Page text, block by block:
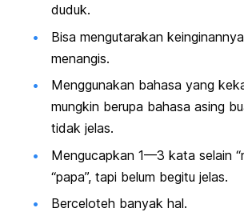
duduk.
Bisa mengutarakan
menangis.
Menggunakan bahasa yang
mungkin berupa bahasa asing
tidak jelas.
Mengucapkan 1—3 kata selain
“papa”, tapi belum begitu jelas.
Berceloteh banyak hal.